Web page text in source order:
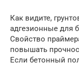
Как видите,
адгезионные для
Свойство
повышать
Если бетонный